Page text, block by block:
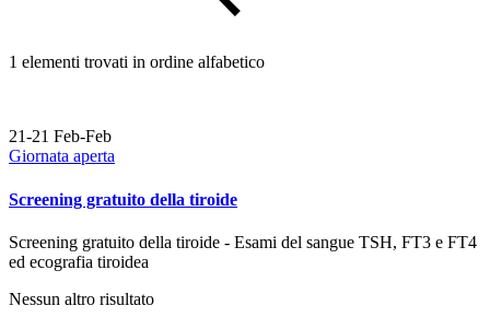
1 elementi trovati in ordine alfabetico
21-21 Feb-Feb
Giornata aperta
Screening gratuito della tiroide
Screening gratuito della tiroide - Esami del sangue TSH, FT3 e FT4
ed ecografia tiroidea
Nessun altro risultato